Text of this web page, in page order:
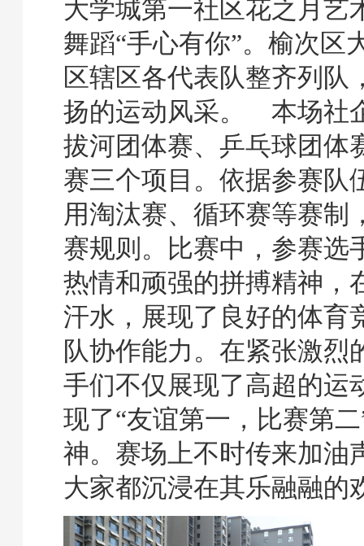
大学城第一社区花之月艺
舞蹈“手心有你”。榆次区
区辖区各代表队整齐列队
扬的运动风采。 本场社
拔河团体赛、乒乓球团体
赛三个项目。依据参赛队
用淘汰赛、循环赛等赛制
赛规则。比赛中，参赛选
热情和顽强的拼搏精神，
汗水，展现了良好的体育
队协作能力。在紧张激烈
手们不仅展现了高超的运
现了“友谊第一，比赛第
神。赛场上不时传来加油
大家都沉浸在其乐融融的